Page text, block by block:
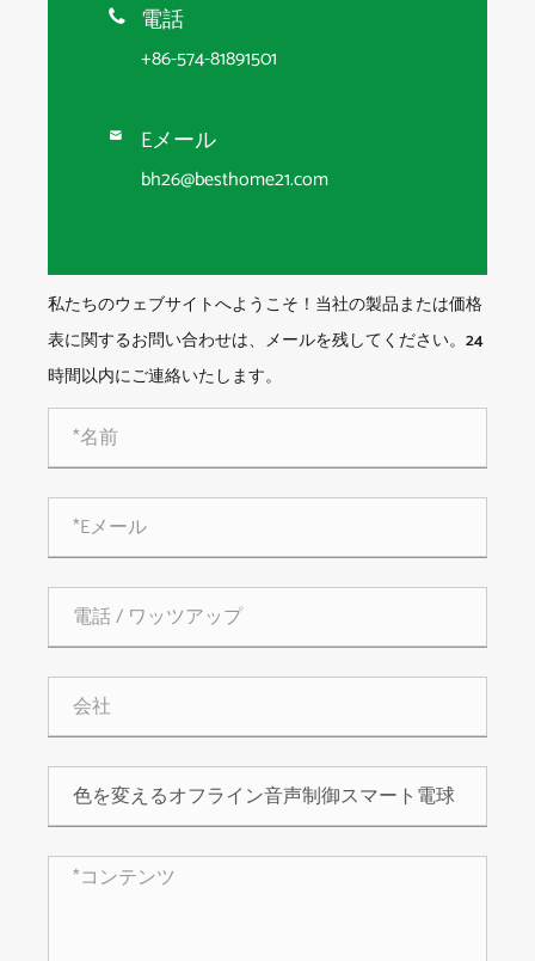
 電話
+86-574-81891501
 Eメール
bh26@besthome21.com
私たちのウェブサイトへようこそ！当社の製品または価格
表に関するお問い合わせは、メールを残してください。24
時間以内にご連絡いたします。